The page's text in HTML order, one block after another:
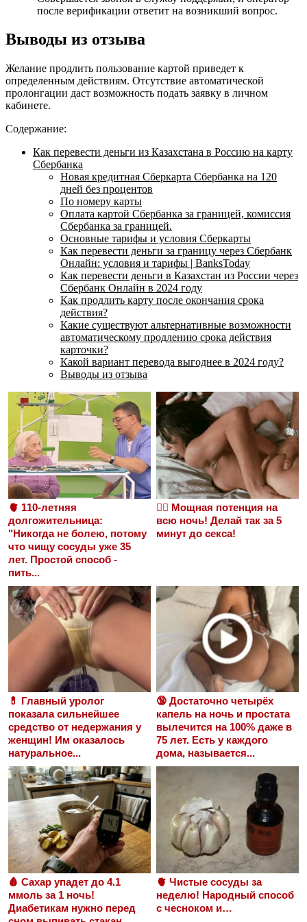
после верификации ответит на возникший вопрос.
Выводы из отзыва
Желание продлить пользование картой приведет к
определенным действиям. Отсутствие автоматической
пролонгации даст возможность подать заявку в личном
кабинете.
Содержание:
Как перевести деньги из Казахстана в Россию на карту
Сбербанка
Новая кредитная Сберкарта Сбербанка на 120
дней без процентов
По номеру карты
Оплата картой Сбербанка за границей, комиссия
Сбербанка за границей.
Основные тарифы и условия Сберкарты
Как перевести деньги за границу через Сбербанк
Онлайн: условия и тарифы | BanksToday
Как перевести деньги в Казахстан из России через
Сбербанк Онлайн в 2024 году
Как продлить карту после окончания срока
действия?
Какие существуют альтернативные возможности
автоматическому продлению срока действия
карточки?
Какой вариант перевода выгоднее в 2024 году?
Выводы из отзыва
🫀 110-летняя
долгожительница:
"Никогда не болею, потому
что чищу сосуды уже 35
лет. Простой способ -
пить...
❤️‍🔥 Мощная потенция на
всю ночь! Делай так за 5
минут до секса!
💊 Главный уролог
показала сильнейшее
средство от недержания у
женщин! Им оказалось
натуральное...
🔞 Достаточно четырёх
капель на ночь и простата
вылечится на 100% даже в
75 лет. Есть у каждого
дома, называется...
🩸 Сахар упадет до 4.1
ммоль за 1 ночь!
Диабетикам нужно перед
🫀 Чистые сосуды за
неделю! Народный способ
с чесноком и…